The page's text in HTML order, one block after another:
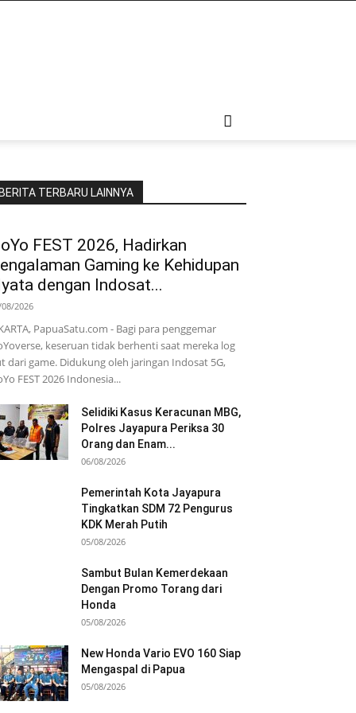
BERITA TERBARU LAINNYA
FEST 2026, Hadirkan
Gaming ke Kehidupan
dengan Indosat...
2026
PapuaSatu.com - Bagi para penggemar
keseruan tidak berhenti saat mereka log
dari game. Didukung oleh jaringan Indosat 5G,
FEST 2026 Indonesia...
Selidiki Kasus Keracunan MBG,
Polres Jayapura Periksa 30
Orang dan Enam...
06/08/2026
Pemerintah Kota Jayapura
Tingkatkan SDM 72 Pengurus
KDK Merah Putih
05/08/2026
Sambut Bulan Kemerdekaan
Dengan Promo Torang dari
Honda
05/08/2026
New Honda Vario EVO 160 Siap
Mengaspal di Papua
05/08/2026